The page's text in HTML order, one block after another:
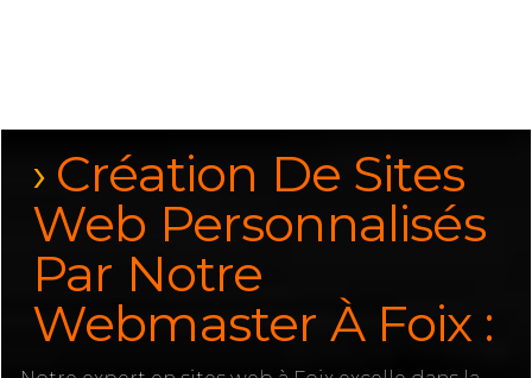
Création De Sites
Web Personnalisés
Par Notre
Webmaster À Foix :